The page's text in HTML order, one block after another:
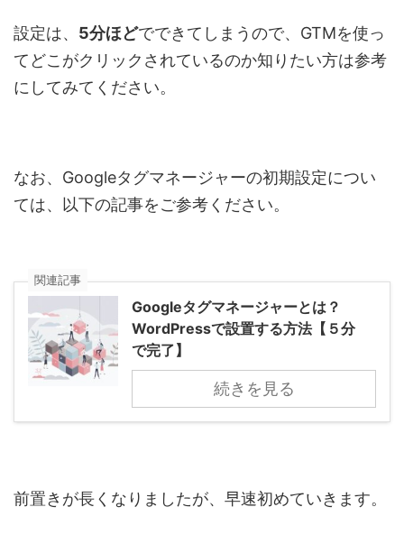
設定は、 5分ほどでできてしまうので、 GTMを使っ
てどこがクリックされているのか知りたい方は参考
にしてみてください。
なお、 Googleタグマネージャーの初期設定につい
ては、以下の記事をご参考ください。
関連記事
Googleタグマネージャーとは？
WordPressで設置する方法【５分
で完了】
続きを見る
前置きが長くなりましたが、早速初めていきます。